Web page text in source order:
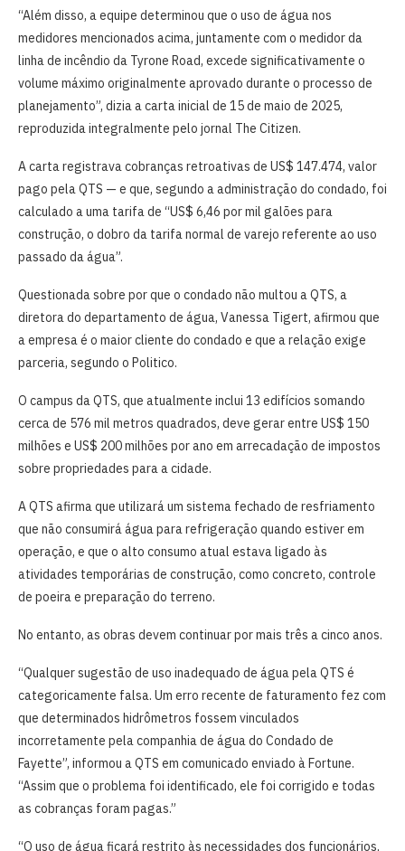
“Além disso, a equipe determinou que o uso de água nos
medidores mencionados acima, juntamente com o medidor da
linha de incêndio da Tyrone Road, excede significativamente o
volume máximo originalmente aprovado durante o processo de
planejamento”, dizia a carta inicial de 15 de maio de 2025,
reproduzida integralmente pelo jornal The Citizen.
A carta registrava cobranças retroativas de US$ 147.474, valor
pago pela QTS — e que, segundo a administração do condado, foi
calculado a uma tarifa de “US$ 6,46 por mil galões para
construção, o dobro da tarifa normal de varejo referente ao uso
passado da água”.
Questionada sobre por que o condado não multou a QTS, a
diretora do departamento de água, Vanessa Tigert, afirmou que
a empresa é o maior cliente do condado e que a relação exige
parceria, segundo o Politico.
O campus da QTS, que atualmente inclui 13 edifícios somando
cerca de 576 mil metros quadrados, deve gerar entre US$ 150
milhões e US$ 200 milhões por ano em arrecadação de impostos
sobre propriedades para a cidade.
A QTS afirma que utilizará um sistema fechado de resfriamento
que não consumirá água para refrigeração quando estiver em
operação, e que o alto consumo atual estava ligado às
atividades temporárias de construção, como concreto, controle
de poeira e preparação do terreno.
No entanto, as obras devem continuar por mais três a cinco anos.
“Qualquer sugestão de uso inadequado de água pela QTS é
categoricamente falsa. Um erro recente de faturamento fez com
que determinados hidrômetros fossem vinculados
incorretamente pela companhia de água do Condado de
Fayette”, informou a QTS em comunicado enviado à Fortune.
“Assim que o problema foi identificado, ele foi corrigido e todas
as cobranças foram pagas.”
“O uso de água ficará restrito às necessidades dos funcionários,